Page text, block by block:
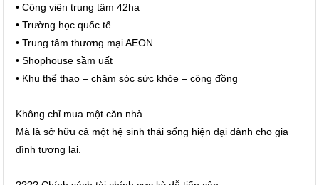
• Công viên trung tâm 42ha
• Trường học quốc tế
• Trung tâm thương mại AEON
• Shophouse sầm uất
• Khu thể thao – chăm sóc sức khỏe – cộng đồng
Không chỉ mua một căn nhà…
Mà là sở hữu cả một hệ sinh thái sống hiện đại dành cho gia
đình tương lai.